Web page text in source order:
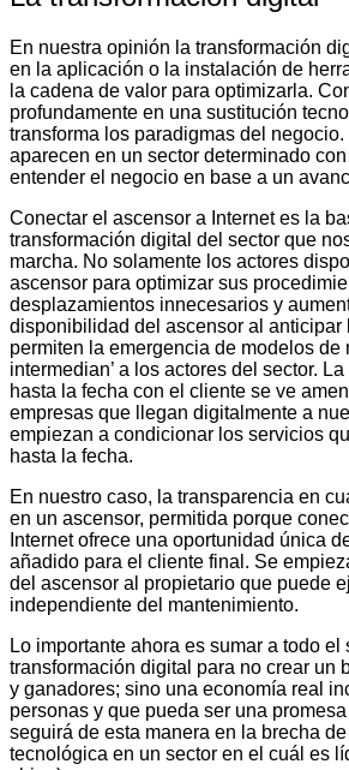
En nuestra opinión la transformación
en la aplicación o la instalación de
la cadena de valor para optimizarla.
profundamente en una sustitución
transforma los paradigmas del
aparecen en un sector determinado
entender el negocio en base a un
Conectar el ascensor a Internet es la
transformación digital del sector que
marcha. No solamente los actores
ascensor para optimizar sus
desplazamientos innecesarios y
disponibilidad del ascensor al anticipar
permiten la emergencia de modelos de
intermedian’ a los actores del sector.
hasta la fecha con el cliente se ve
empresas que llegan digitalmente a
empiezan a condicionar los servicios
hasta la fecha.
En nuestro caso, la transparencia en
en un ascensor, permitida porque
Internet ofrece una oportunidad única
añadido para el cliente final. Se
del ascensor al propietario que puede
independiente del mantenimiento.
Lo importante ahora es sumar a todo el
transformación digital para no crear un
y ganadores; sino una economía real
personas y que pueda ser una
seguirá de esta manera en la brecha
tecnológica en un sector en el cuál es